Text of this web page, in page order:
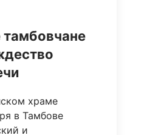
храме
в Тамбове
и